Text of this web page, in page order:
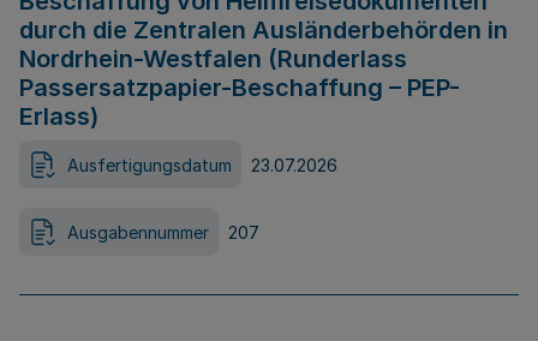
durch die Zentralen Ausländerbehörden in
Nordrhein-Westfalen (Runderlass
Passersatzpapier-Beschaffung – PEP-
Erlass)
Ausfertigungsdatum 23.07.2026
Ausgabennummer 207